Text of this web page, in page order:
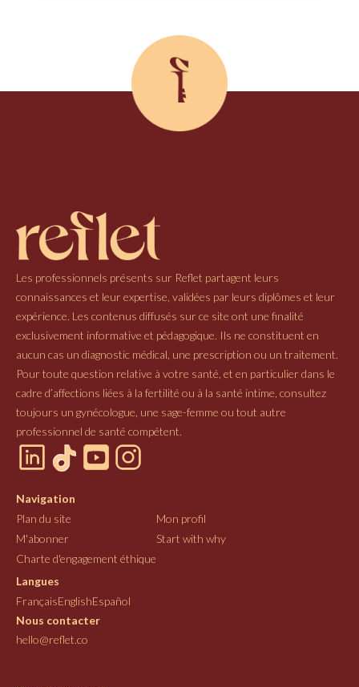
Les professionnels présents sur Reflet partagent leurs
connaissances et leur expertise, validées par leurs diplômes et leur
expérience. Les contenus diffusés sur ce site ont une finalité
exclusivement informative et pédagogique. Ils ne constituent en
aucun cas un diagnostic médical, une prescription ou un traitement.
Pour toute question relative à votre santé, et en particulier dans le
cadre d’affections liées à la fertilité ou à la santé intime, consultez
toujours un gynécologue, une sage-femme ou tout autre
professionnel de santé compétent.
Navigation
Plan du site
Mon profil
M'abonner
Start with why
Charte d'engagement éthique
Langues
FrançaisEnglishEspañol
Nous contacter
hello@reflet.co